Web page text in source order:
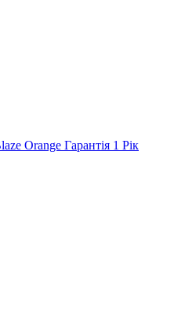
Orange Гарантія 1 Рік